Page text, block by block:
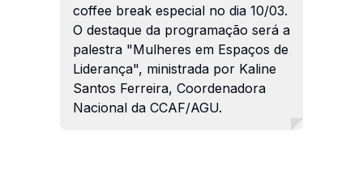
coffee break especial no dia 10/03.
O destaque da programação será a
palestra "Mulheres em Espaços de
Liderança", ministrada por Kaline
Santos Ferreira, Coordenadora
Nacional da CCAF/AGU.